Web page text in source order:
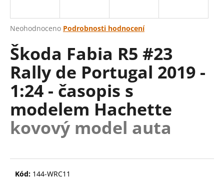
Průměrné
produktu
je
0,0
5
hvězdiček.
Neohodnoceno Podrobnosti hodnocení
Škoda Fabia R5 #23
Rally de Portugal 2019 -
1:24 - časopis s
modelem Hachette
kovový model auta
Kód: 144-WRC11
j
t
?
HLEDAT
D
o